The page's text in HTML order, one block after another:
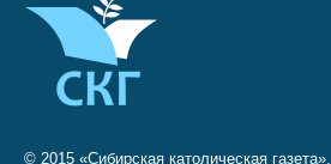
© 2015 «Сибирская католическая газета»,